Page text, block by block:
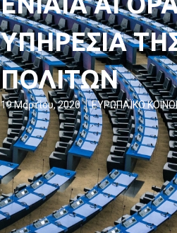
ΥΠΗΡΕΣΙΑ
ΠΟΛΙΤΩΝ
19 Μαρτίου, 2020 ΕΥΡΩΠΑΪΚΟ